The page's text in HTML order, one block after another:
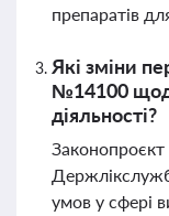
препаратів
Які зміни
№14100
діяльності?
умов у сфері